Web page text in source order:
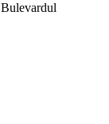
Bulevardul